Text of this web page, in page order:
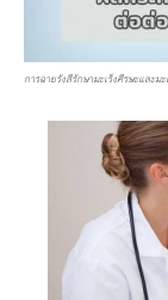
การฉายรังสีรักษามะเร็งศีรษะและ